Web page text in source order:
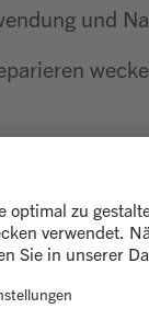
und
So
was